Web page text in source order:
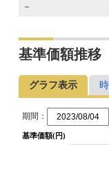
－
基準価額推移
グラフ表示
期間：
基準価額(円)